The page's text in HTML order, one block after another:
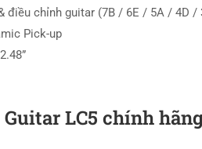
điều chỉnh guitar (7B / 6E / 5A / 4D /
Pick-up
LC5 chính